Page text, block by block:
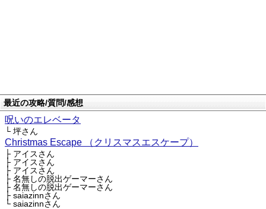
最近の攻略/質問/感想
呪いのエレベータ
└ 坪さん
Christmas Escape （クリスマスエスケープ）
├ アイスさん
├ アイスさん
├ アイスさん
├ 名無しの脱出ゲーマーさん
├ 名無しの脱出ゲーマーさん
├ saiazinnさん
└ saiazinnさん